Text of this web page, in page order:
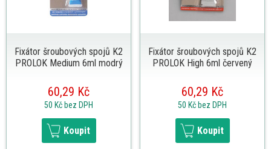
Fixátor šroubových spojů K2
PROLOK Medium 6ml modrý
60,29 Kč
50 Kč bez DPH
Koupit
Fixátor šroubových spojů K2
PROLOK High 6ml červený
60,29 Kč
50 Kč bez DPH
Koupit